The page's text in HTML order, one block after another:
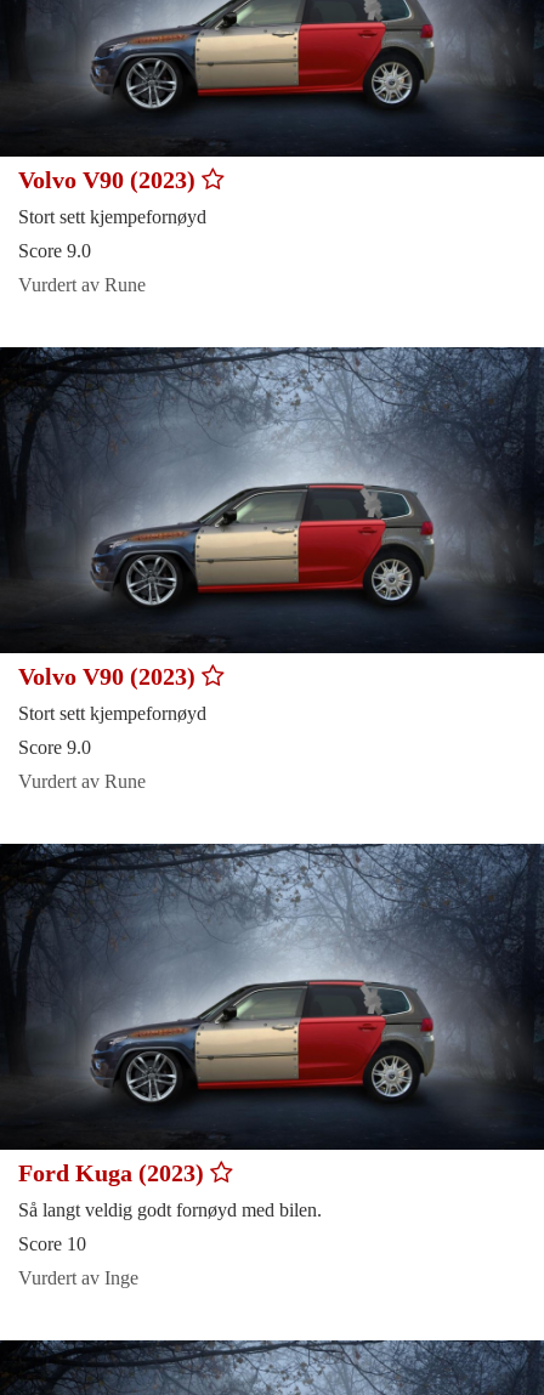
Volvo V90 (2023)
Stort sett kjempefornøyd
Score 9.0
Vurdert av Rune
Volvo V90 (2023)
Stort sett kjempefornøyd
Score 9.0
Vurdert av Rune
Ford Kuga (2023)
Så langt veldig godt fornøyd med bilen.
Score 10
Vurdert av Inge